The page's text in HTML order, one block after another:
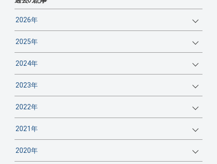
2026年
2025年
2024年
2023年
2022年
2021年
2020年